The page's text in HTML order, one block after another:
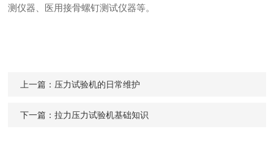
测仪器、医用接骨螺钉测试仪器等。
上一篇： 压力试验机的日常维护
下一篇：拉力压力试验机基础知识